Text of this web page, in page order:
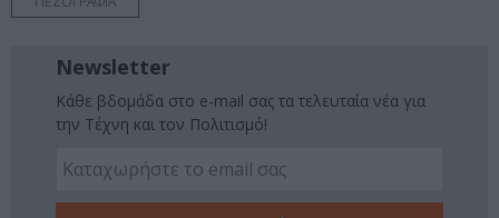
Newsletter
Κάθε βδομάδα στο e-mail σας τα τελευταία νέα για
την Τέχνη και τον Πολιτισμό!